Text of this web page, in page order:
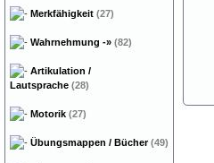
Merkfähigkeit (27)
Wahrnehmung -» (82)
Artikulation /
Lautsprache (28)
Motorik (27)
Übungsmappen / Bücher(49)